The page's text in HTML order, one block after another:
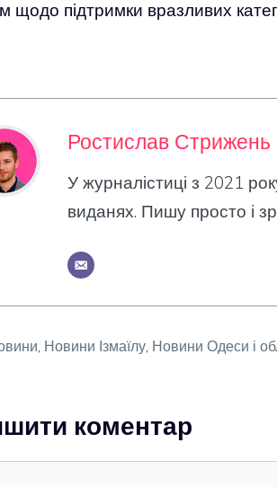
щодо підтримки вразливих
Ростислав Стрижень
У журналістиці з 2021
виданях. Пишу просто і
Новини Ізмаїлу, Новини Одеси і
коментар